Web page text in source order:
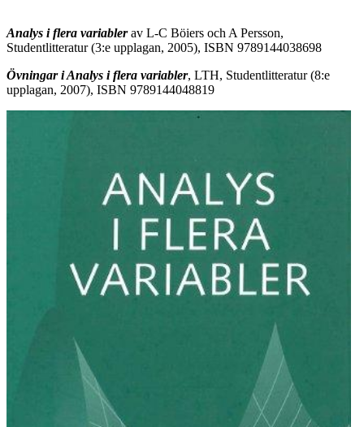
Analys i flera variablerav L-C Böiers och A Persson,
Studentlitteratur (3:e upplagan, 2005), ISBN 9789144038698
Övningar i Analys i flera variabler, LTH, Studentlitteratur (8:e
upplagan, 2007), ISBN 9789144048819